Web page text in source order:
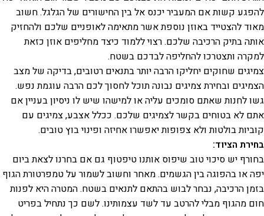
להפגע קשות אם המעביר יכנס אל בין החישורים של הגלגל. חשוב
מאוד להצטייד באוזן נוספת אשר מתאימה לאופניים שלכם ולהחזיק
אותה בתיק הרכיבה שלכם. רצוי ללמוד כיצד מחליפים אוזן כזאת
למקרה ותצטרכו להחליפה לבדכם בשטח.
צמיגים שחוקים יחליקו הרבה יותר בתנאים רטובים, בדיקה של מצב
הצמיגים ובחירת צמיגים נבונה תוכל לחסוך לכם הרבה עוגמת נפש.
גשו לחנות שאתם סומכים עליה או למישהו שיש לו ניסיון בעניין אם
אתם לא בטוחים בקשר לצמיגים שלכם. ככלל אצבע, צמיגים עם
קוביות בולטות ולא צפופות יאפשרו אחיזה ופינוי בוץ טובים.
בחירת הציוד:
בחורף יש סיכוי טוב שיפוס אותנו טיפטוף גם אם בחרנו לצאת ביום
יפה או בהפוגה בין הגשמים. מאחר וחשוב לשמור על טמפרטורת הגוף
בזמן הרכיבה, נבחר לבוש בהתאם לתנאים בשטח. המטרה היא לפנות
חום מהגוף מבלי להרטב עד לשד עצמותינו. לשם כך נתחיל בפריט